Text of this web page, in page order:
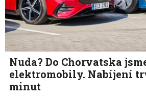
Nuda? Do Chorvatska
elektromobily. Nabíjení
minut